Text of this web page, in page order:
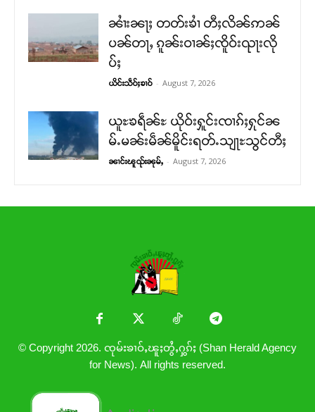
ၼၢႆးၼႃႈ တတ်းၶၢႆ တီႈလိၼ်ဢၼ်
ပၼ်တႃႇ ၵူၼ်းဝၢၼ်ႈၸိူဝ်းၺႃးလို
ပ်ႈ
ယိင်းသဵဝ်ႈၶၢဝ် - August 7, 2026
ယူႊၶရဵၼ်ႊ ယိုဝ်းႁူင်းၸၢၵ်ႈႁုင်ၼ
မ်ႉမၼ်းမဵၼ်မိူင်းရတ်ႉသျႃႊသွင်တီႈ
ၼၢင်းၽူၺ်းၼုမ်ႇ - August 7, 2026
© Copyright 2026. ၸုမ်းၶၢဝ်ႇၽူႈတွႆႇႁွၵ်ႈ (Shan Herald Agency
for News). All rights reserved.